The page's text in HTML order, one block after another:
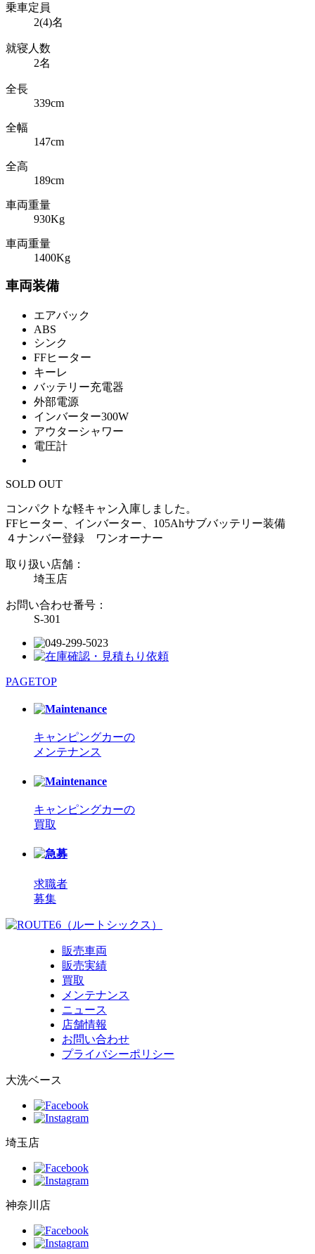
乗車定員
2(4)名
就寝人数
2名
全長
339cm
全幅
147cm
全高
189cm
車両重量
930Kg
車両重量
1400Kg
車両装備
エアバック
ABS
シンク
FFヒーター
キーレ
バッテリー充電器
外部電源
インバーター300W
アウターシャワー
電圧計
SOLD OUT
コンパクトな軽キャン入庫しました。
FFヒーター、インバーター、105Ahサブバッテリー装備
４ナンバー登録 ワンオーナー
取り扱い店舗：
埼玉店
お問い合わせ番号：
S-301
PAGETOP
キャンピングカーの
メンテナンス
キャンピングカーの
買取
求職者
募集
販売車両
販売実績
買取
メンテナンス
ニュース
店舗情報
お問い合わせ
プライバシーポリシー
大洗ベース
埼玉店
神奈川店